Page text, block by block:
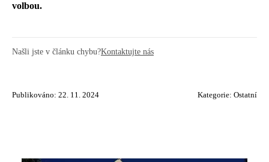
volbou.
Našli jste v článku chybu?Kontaktujte nás
Publikováno: 22. 11. 2024 Kategorie: Ostatní